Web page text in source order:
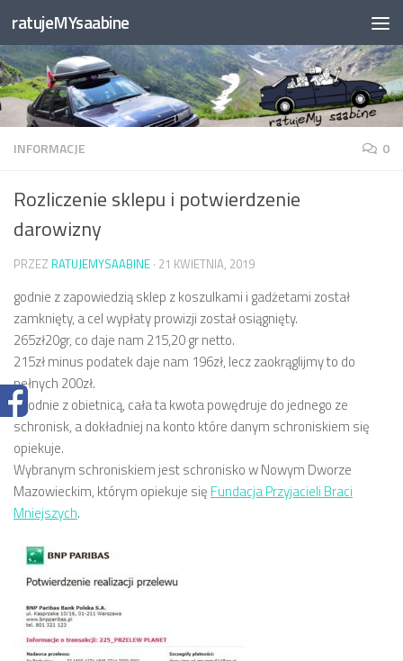
Przejdź do treści
ratujeMYsaabine
INFORMACJE 0
Rozliczenie sklepu i potwierdzenie
darowizny
PRZEZ RATUJEMYSAABINE · 21 KWIETNIA, 2019
godnie z zapowiedzią sklep z koszulkami i gadżetami został
zamknięty, a cel wypłaty prowizji został osiągnięty.
265zł20gr, co daje nam 215,20 gr netto.
215zł minus podatek daje nam 196zł, lecz zaokrąglijmy to do
pełnych 200zł.
Zgodnie z obietnicą, cała ta kwota powędruje do jednego ze
schronisk, a dokładniej na konto które danym schroniskiem się
opiekuje.
Wybranym schroniskiem jest schronisko w Nowym Dworze
Mazowieckim, którym opiekuje się Fundacja Przyjacieli Braci
Mniejszych.